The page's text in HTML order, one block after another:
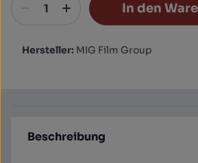
In den
Hersteller: MIG Film Group
Beschreibung